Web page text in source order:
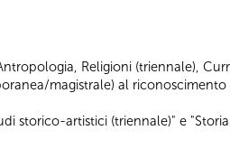
Religioni (triennale),
magistrale) al
storico-artistici (triennale)" e "Storia